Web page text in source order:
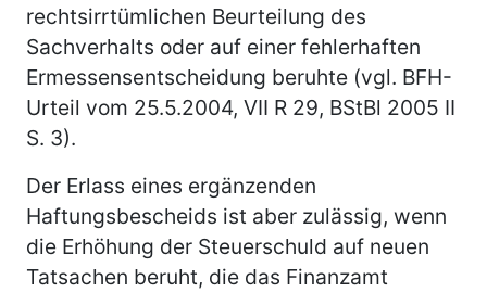
rechtsirrtümlichen Beurteilung des
Sachverhalts oder auf einer fehlerhaften
Ermessensentscheidung beruhte (vgl. BFH-
Urteil vom 25.5.2004, VII R 29, BStBl 2005 II
S. 3).
Der Erlass eines ergänzenden
Haftungsbescheids ist aber zulässig, wenn
die Erhöhung der Steuerschuld auf neuen
Tatsachen beruht, die das Finanzamt